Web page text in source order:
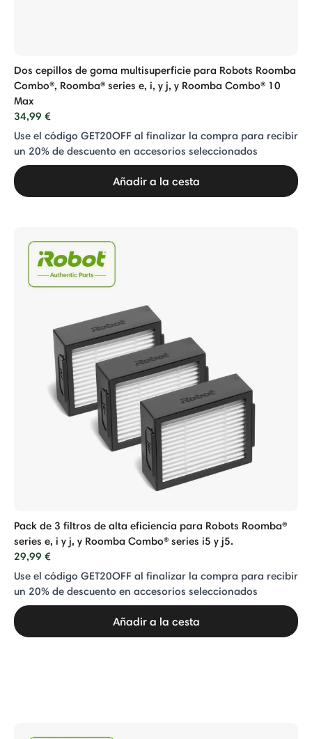
Dos cepillos de goma multisuperficie para Robots Roomba
Combo®, Roomba® series e, i, y j, y Roomba Combo® 10
Max
34,99 €
Use el código GET20OFF al finalizar la compra para recibir
un 20% de descuento en accesorios seleccionados
Añadir a la cesta
Pack de 3 filtros de alta eficiencia para Robots Roomba®
series e, i y j, y Roomba Combo® series i5 y j5.
29,99 €
Use el código GET20OFF al finalizar la compra para recibir
un 20% de descuento en accesorios seleccionados
Añadir a la cesta